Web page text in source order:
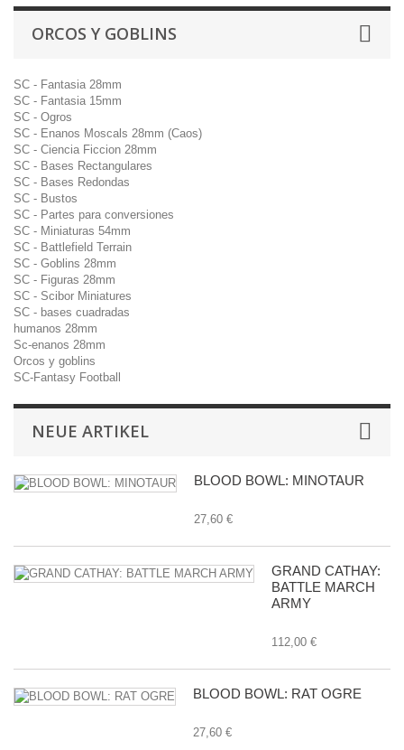
ORCOS Y GOBLINS
SC - Fantasia 28mm
SC - Fantasia 15mm
SC - Ogros
SC - Enanos Moscals 28mm (Caos)
SC - Ciencia Ficcion 28mm
SC - Bases Rectangulares
SC - Bases Redondas
SC - Bustos
SC - Partes para conversiones
SC - Miniaturas 54mm
SC - Battlefield Terrain
SC - Goblins 28mm
SC - Figuras 28mm
SC - Scibor Miniatures
SC - bases cuadradas
humanos 28mm
Sc-enanos 28mm
Orcos y goblins
SC-Fantasy Football
NEUE ARTIKEL
BLOOD BOWL: MINOTAUR
27,60 €
GRAND CATHAY:
BATTLE MARCH
ARMY
112,00 €
BLOOD BOWL: RAT OGRE
27,60 €